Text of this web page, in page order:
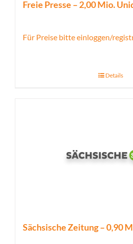
Freie Presse – 2,00 Mio.
Für Preise bitte einloggen/
Details
Sächsische Zeitung – 0,90